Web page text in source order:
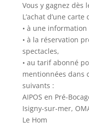
Vous y gagnez dès
L’achat d’une carte
• à une
• à la réservation
spectacles,
• au tarif abonné
mentionnées dans
suivants :
AIPOS en Pré-
Isigny-sur-mer,
Le Hom